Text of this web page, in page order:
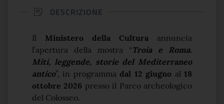
DESCRIZIONE
Il Ministero della Cultura annuncia
l’apertura della mostra “Troia e Roma.
Miti, leggende, storie del Mediterraneo
antico”, in programma dal 12 giugno al18
ottobre 2026 presso il Parco archeologico
del Colosseo.